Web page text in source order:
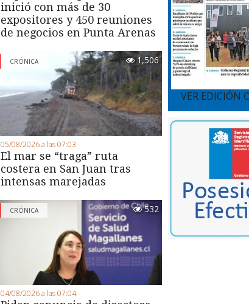
inició con más de 30
expositores y 450 reuniones
de negocios en Punta Arenas
CRÓNICA 1,506
05/08/2026 a las 07:03
El mar se “traga” ruta
costera en San Juan tras
intensas marejadas
CRÓNICA 532
04/08/2026 a las 07:04
VER EDICIÓN